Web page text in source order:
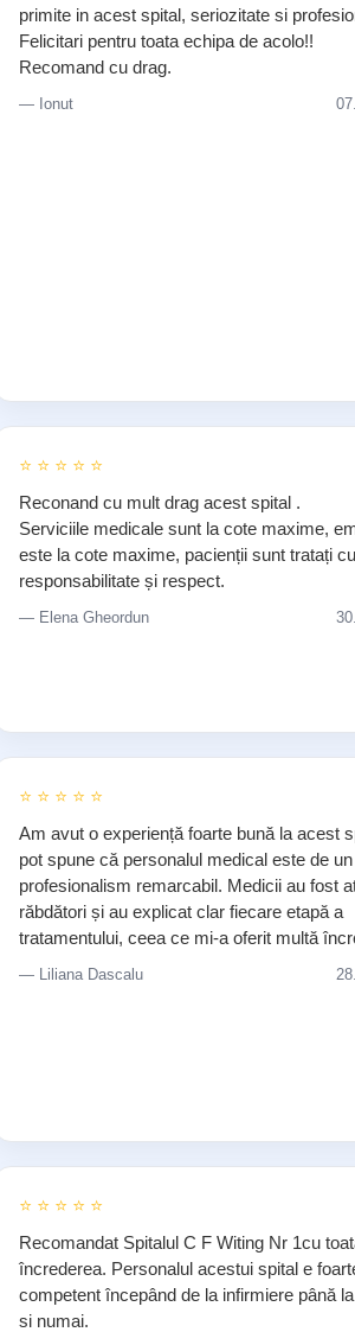
primite in acest spital, seriozitate si
Felicitari pentru toata echipa de acolo!!
Recomand cu drag.
— Ionut
⭐ ⭐ ⭐ ⭐ ⭐
Reconand cu mult drag acest spital .
Serviciile medicale sunt la cote maxime,
este la cote maxime, pacienții sunt tratați cu
responsabilitate și respect.
— Elena Gheordun
⭐ ⭐ ⭐ ⭐ ⭐
Am avut o experiență foarte bună la acest
pot spune că personalul medical este de un
profesionalism remarcabil. Medicii au fost
răbdători și au explicat clar fiecare etapă a
tratamentului, ceea ce mi-a oferit multă
— Liliana Dascalu
⭐ ⭐ ⭐ ⭐ ⭐
Recomandat Spitalul C F Witing Nr 1cu
încrederea. Personalul acestui spital e
competent începând de la infirmiere până
si numai.